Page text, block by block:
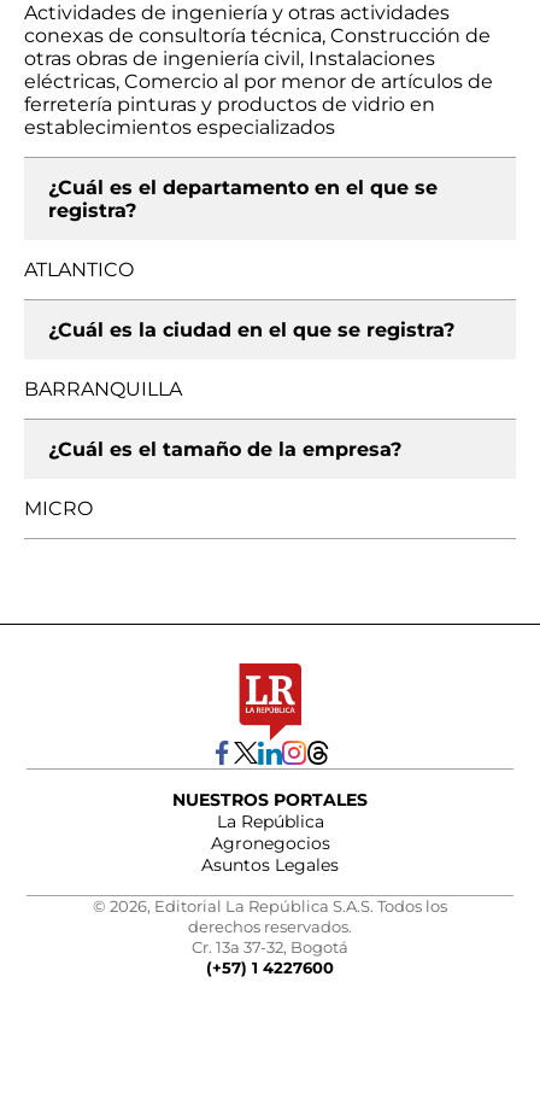
Actividades de ingeniería y otras actividades
conexas de consultoría técnica, Construcción de
otras obras de ingeniería civil, Instalaciones
eléctricas, Comercio al por menor de artículos de
ferretería pinturas y productos de vidrio en
establecimientos especializados
¿Cuál es el departamento en el que se
registra?
ATLANTICO
¿Cuál es la ciudad en el que se registra?
BARRANQUILLA
¿Cuál es el tamaño de la empresa?
MICRO
NUESTROS PORTALES
La República
Agronegocios
Asuntos Legales
© 2026, Editorial La República S.A.S. Todos los
derechos reservados.
Cr. 13a 37-32, Bogotá
(+57) 1 4227600